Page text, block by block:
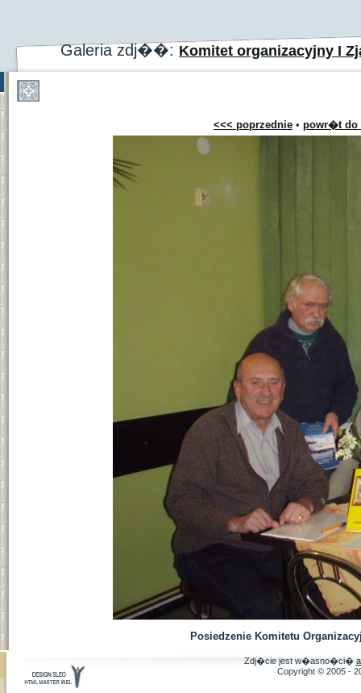
Galeria zdj��: Komitet organizacyjny I
<<< poprzednie • powr�t do
Posiedzenie Komitetu
Zdj�cie jest w�asno�ci�
Copyright © 2005 -